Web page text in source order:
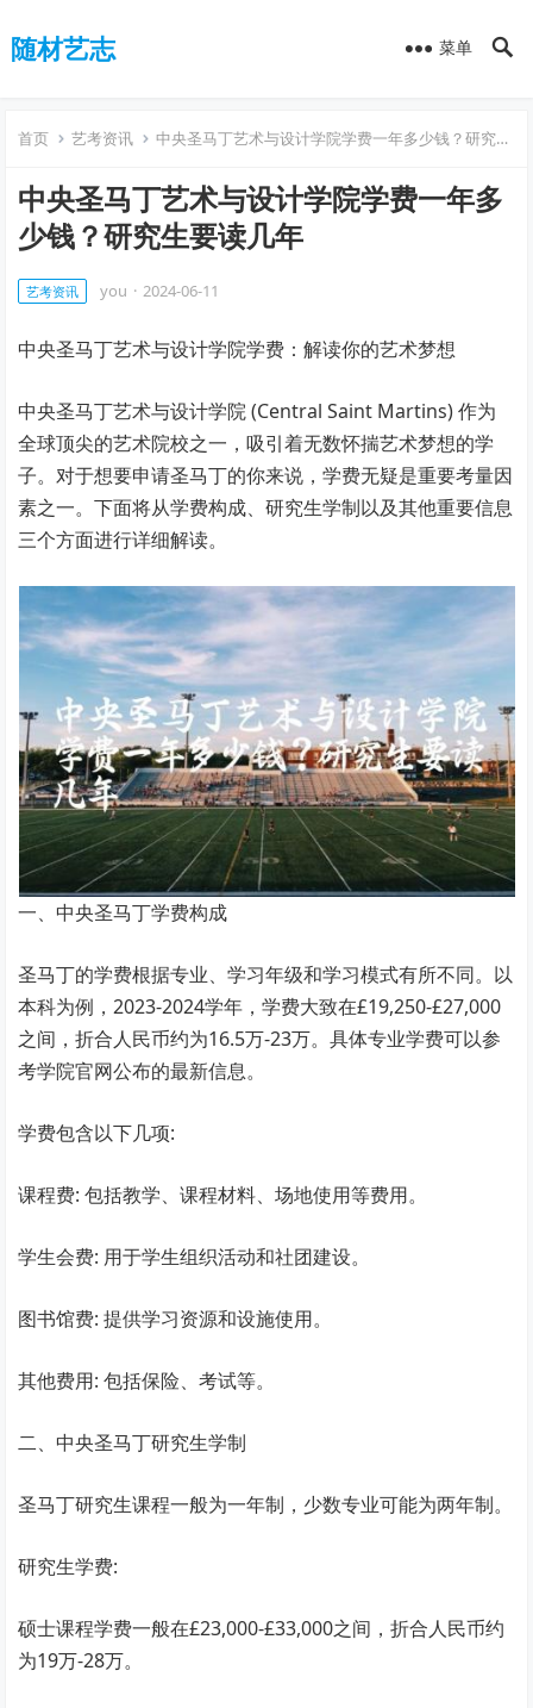
随材艺志 菜单
首页 艺考资讯 中央圣马丁艺术与设计学院学费一年多少钱？研究生要读几年
中央圣马丁艺术与设计学院学费一年多
少钱？研究生要读几年
艺考资讯 you · 2024-06-11
中央圣马丁艺术与设计学院学费：解读你的艺术梦想
中央圣马丁艺术与设计学院 (Central Saint Martins) 作为
全球顶尖的艺术院校之一，吸引着无数怀揣艺术梦想的学
子。对于想要申请圣马丁的你来说，学费无疑是重要考量因
素之一。下面将从学费构成、研究生学制以及其他重要信息
三个方面进行详细解读。
一、中央圣马丁学费构成
圣马丁的学费根据专业、学习年级和学习模式有所不同。以
本科为例，2023-2024学年，学费大致在£19,250-£27,000
之间，折合人民币约为16.5万-23万。具体专业学费可以参
考学院官网公布的最新信息。
学费包含以下几项:
课程费: 包括教学、课程材料、场地使用等费用。
学生会费: 用于学生组织活动和社团建设。
图书馆费: 提供学习资源和设施使用。
其他费用: 包括保险、考试等。
二、中央圣马丁研究生学制
圣马丁研究生课程一般为一年制，少数专业可能为两年制。
研究生学费:
硕士课程学费一般在£23,000-£33,000之间，折合人民币约
为19万-28万。